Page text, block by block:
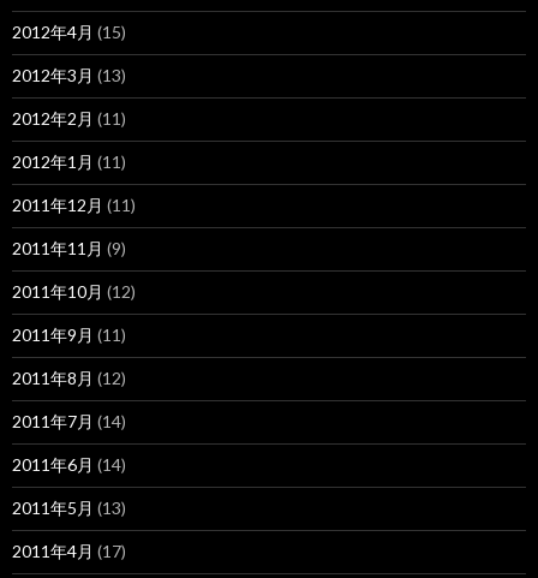
2012年4月 (15)
2012年3月 (13)
2012年2月 (11)
2012年1月 (11)
2011年12月 (11)
2011年11月 (9)
2011年10月 (12)
2011年9月 (11)
2011年8月 (12)
2011年7月 (14)
2011年6月 (14)
2011年5月 (13)
2011年4月 (17)